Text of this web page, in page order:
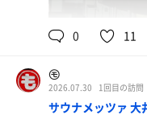
0 11
㋲
2026.07.30 1回目の訪問
サウナメッツァ 大